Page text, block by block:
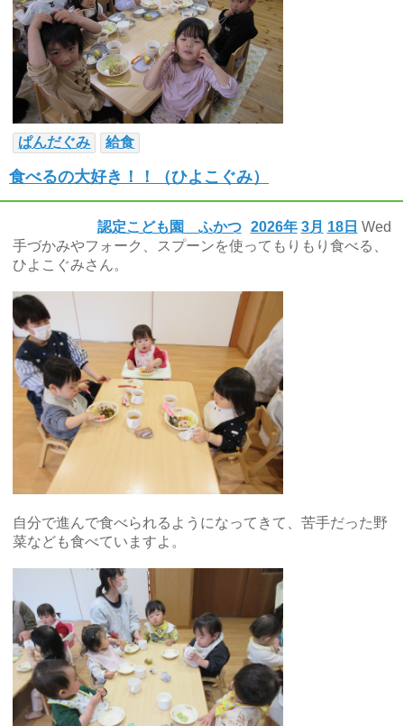
ぱんだぐみ 給食
食べるの大好き！！（ひよこぐみ）
2026年 3月 18日 Wed
認定こども園 ふかつ
手づかみやフォーク、スプーンを使ってもりもり食べる、
ひよこぐみさん。
自分で進んで食べられるようになってきて、苦手だった野
菜なども食べていますよ。